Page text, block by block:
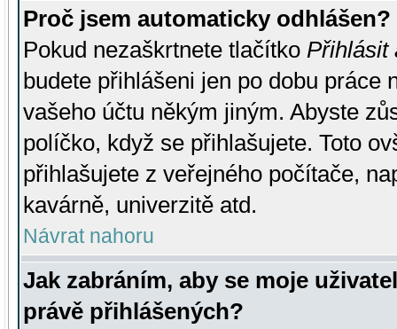
Proč jsem automaticky odhlášen?
Pokud nezaškrtnete tlačítko Přihlásit
budete přihlášeni jen po dobu práce
vašeho účtu někým jiným. Abyste
políčko, když se přihlašujete. Toto
přihlašujete z veřejného počítače,
kavárně, univerzitě atd.
Návrat nahoru
Jak zabráním, aby se moje
právě přihlášených?